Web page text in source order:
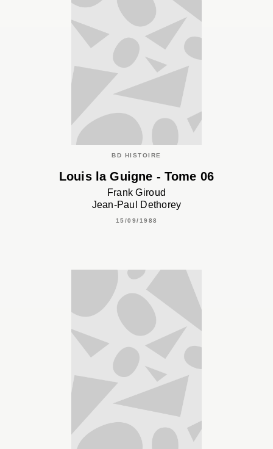
BD HISTOIRE
Louis la Guigne - Tome 06
Frank Giroud
Jean-Paul Dethorey
15/09/1988